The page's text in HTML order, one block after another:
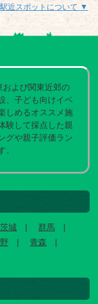
近スポットについて ▼
よび関東近郊の
、子ども向けイベ
しめるオススメ施
験して採点した親
グや親子評価ラン
。
茨城
群馬
青森